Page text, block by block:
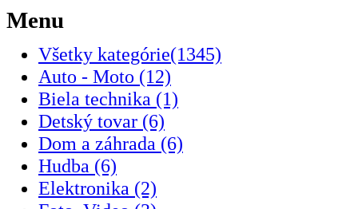
Menu
Všetky kategórie(1345)
Auto - Moto (12)
Biela technika (1)
Detský tovar (6)
Dom a záhrada (6)
Hudba (6)
Elektronika (2)